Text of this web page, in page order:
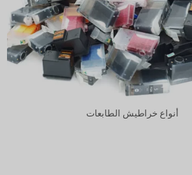
أنواع خراطيش الطابعات